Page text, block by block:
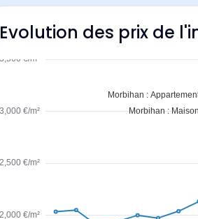
Evolution des prix de